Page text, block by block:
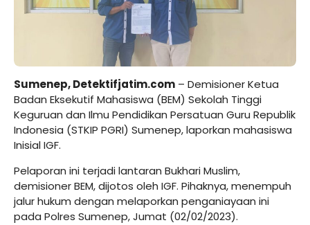
Sumenep, Detektifjatim.com – Demisioner Ketua
Badan Eksekutif Mahasiswa (BEM) Sekolah Tinggi
Keguruan dan Ilmu Pendidikan Persatuan Guru Republik
Indonesia (STKIP PGRI) Sumenep, laporkan mahasiswa
Inisial IGF.
Pelaporan ini terjadi lantaran Bukhari Muslim,
demisioner BEM, dijotos oleh IGF. Pihaknya, menempuh
jalur hukum dengan melaporkan penganiayaan ini
pada Polres Sumenep, Jumat (02/02/2023).